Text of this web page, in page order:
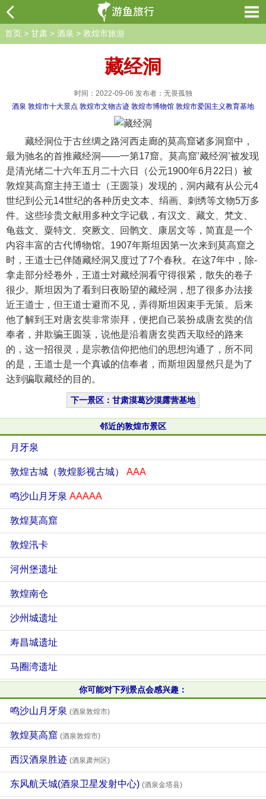
首页 > 甘肃 > 酒泉 > 敦煌市旅游
藏经洞
时间：2022-09-06 发布者：无畏孤独
酒泉 敦煌市十大景点 敦煌市文物古迹 敦煌市博物馆 敦煌市爱国主义教育基地
藏经洞位于古丝绸之路河西走廊的莫高窟诸多洞窟中，
最为驰名的首推藏经洞——一第17窟。莫高窟’藏经洞’被发现
是清光绪二十六年五月二十六日（公元1900年6月22日）被
敦煌莫高窟主持王道士（王圆箓）发现的，洞内藏有从公元4
世纪到公元14世纪的各种历史文本、绢画、刺绣等文物5万多
件。这些珍贵文献用多种文字记载，有汉文、藏文、梵文、
龟兹文、粟特文、突厥文、回鹘文、康居文等，简直是一个
内容丰富的古代博物馆。1907年斯坦因第一次来到莫高窟之
时，王道士已伴随藏经洞又度过了7个春秋。在这7年中，除-
拿走部分经卷外，王道士对藏经洞看守得很紧，散失的卷子
很少。斯坦因为了看到日夜盼望的藏经洞，想了很多办法接
近王道士，但王道士避而不见，弄得斯坦因束手无策。后来
他了解到王对唐玄奘非常崇拜，便把自己装扮成唐玄奘的信
奉者，并欺骗王圆箓，说他是沿着唐玄奘西天取经的路来
的，这一招很灵，是宗教信仰把他们的思想沟通了，所不同
的是，王道士是一个真诚的信奉者，而斯坦因显然只是为了
达到骗取藏经的目的。
下一景区：甘肃漠葛沙漠露营基地
邻近的敦煌市景区
月牙泉
敦煌古城（敦煌影视古城） AAA
鸣沙山月牙泉 AAAAA
敦煌莫高窟
敦煌汛卡
河州堡遗址
敦煌南仓
沙州城遗址
寿昌城遗址
马圈湾遗址
你可能对下列景点会感兴趣：
鸣沙山月牙泉 (酒泉敦煌市)
敦煌莫高窟 (酒泉敦煌市)
西汉酒泉胜迹 (酒泉肃州区)
东风航天城(酒泉卫星发射中心) (酒泉金塔县)